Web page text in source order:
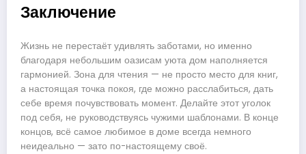
Заключение
Жизнь не перестаёт удивлять заботами, но именно
благодаря небольшим оазисам уюта дом наполняется
гармонией. Зона для чтения — не просто место для книг,
а настоящая точка покоя, где можно расслабиться, дать
себе время почувствовать момент. Делайте этот уголок
под себя, не руководствуясь чужими шаблонами. В конце
концов, всё самое любимое в доме всегда немного
неидеально — зато по-настоящему своё.